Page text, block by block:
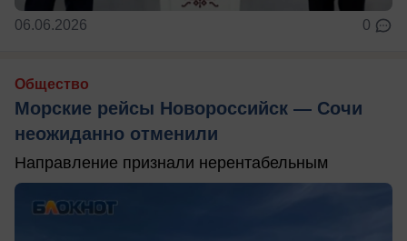
06.06.2026 0
Общество
Морские рейсы Новороссийск — Сочи
неожиданно отменили
Направление признали нерентабельным